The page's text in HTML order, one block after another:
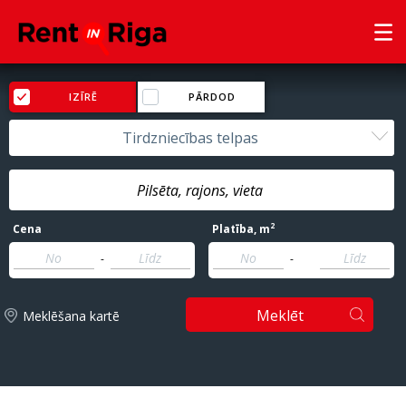
IZĪRĒ PĀRDOD
Tirdzniecības telpas
Cena
-
Platība, m2
-
Meklēšana kartē Meklēt